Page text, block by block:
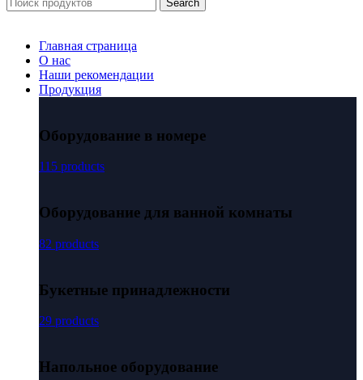
Search
Главная страница
О нас
Наши рекомендации
Продукция
Оборудование в номере
115 products
Оборудование для ванной комнаты
82 products
Букетные принадлежности
29 products
Напольное оборудование